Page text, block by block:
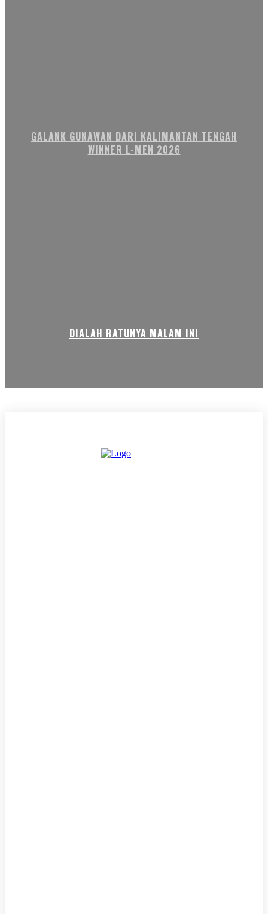
GALANK GUNAWAN DARI KALIMANTAN TENGAH
WINNER L-MEN 2026
DIALAH RATUNYA MALAM INI